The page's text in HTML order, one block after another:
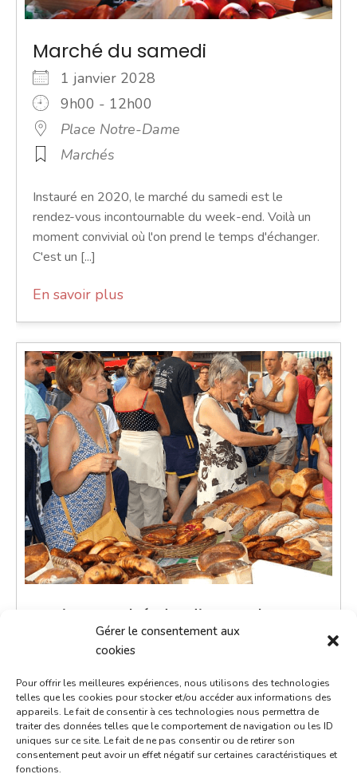
Gérer le consentement aux
cookies
Pour offrir les meilleures expériences, nous utilisons des technologies
telles que les cookies pour stocker et/ou accéder aux informations des
appareils. Le fait de consentir à ces technologies nous permettra de
traiter des données telles que le comportement de navigation ou les ID
uniques sur ce site. Le fait de ne pas consentir ou de retirer son
consentement peut avoir un effet négatif sur certaines caractéristiques et
fonctions.
Marché du samedi
1 janvier 2028
9h00 - 12h00
Place Notre-Dame
Marchés
Instauré en 2020, le marché du samedi est le
rendez-vous incontournable du week-end. Voilà un
moment convivial où l'on prend le temps d'échanger.
C'est un [...]
En savoir plus
Petit marché du dimanche
2 janvier 2028
Place de la République
Marchés
Le petit marché du dimanche est un moment de